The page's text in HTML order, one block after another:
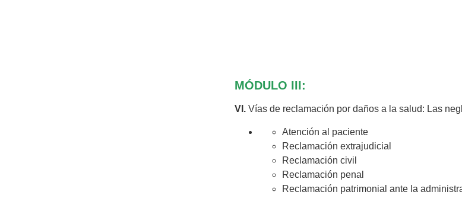
MÓDULO III:
VI. Vías de reclamación por daños a la salud: Las
Atención al paciente
Reclamación extrajudicial
Reclamación civil
Reclamación penal
Reclamación patrimonial ante la